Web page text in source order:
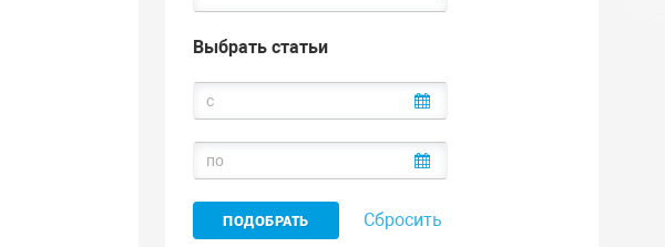
Выбрать статьи
Сбросить